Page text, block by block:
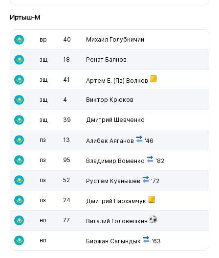
Иртыш-М
вр 40 Михаил Голубничий
зщ 18 Ренат Баянов
зщ 41 Артем Е. (Пв) Волков
зщ 4 Виктор Крюков
зщ 39 Дмитрий Шевченко
пз 13 Алибек Аяганов '46
пз 95 Владимир Воменко '82
пз 52 Рустем Куанышев '72
пз 24 Дмитрий Пархамчук
нп 77 Виталий Головешкин
нп Биржан Сагындык '63